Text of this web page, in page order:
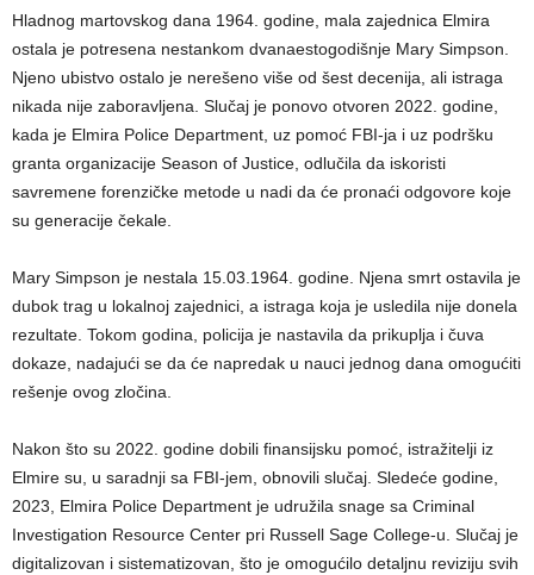
Hladnog martovskog dana 1964. godine, mala zajednica Elmira
ostala je potresena nestankom dvanaestogodišnje Mary Simpson.
Njeno ubistvo ostalo je nerešeno više od šest decenija, ali istraga
nikada nije zaboravljena. Slučaj je ponovo otvoren 2022. godine,
kada je Elmira Police Department, uz pomoć FBI-ja i uz podršku
granta organizacije Season of Justice, odlučila da iskoristi
savremene forenzičke metode u nadi da će pronaći odgovore koje
su generacije čekale.
Mary Simpson je nestala 15.03.1964. godine. Njena smrt ostavila je
dubok trag u lokalnoj zajednici, a istraga koja je usledila nije donela
rezultate. Tokom godina, policija je nastavila da prikuplja i čuva
dokaze, nadajući se da će napredak u nauci jednog dana omogućiti
rešenje ovog zločina.
Nakon što su 2022. godine dobili finansijsku pomoć, istražitelji iz
Elmire su, u saradnji sa FBI-jem, obnovili slučaj. Sledeće godine,
2023, Elmira Police Department je udružila snage sa Criminal
Investigation Resource Center pri Russell Sage College-u. Slučaj je
digitalizovan i sistematizovan, što je omogućilo detaljnu reviziju svih